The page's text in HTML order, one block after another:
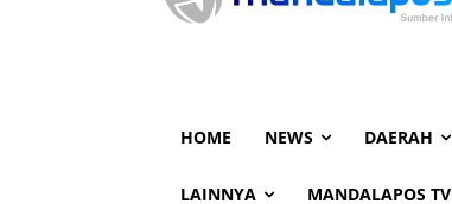
HOME NEWS DAERAH
LAINNYA MANDALAPOS TV